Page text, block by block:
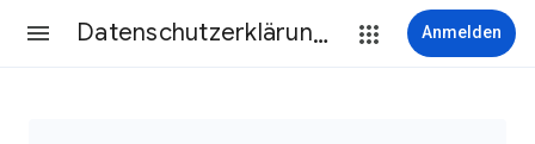
Datenschutzerklärung & Nutzungsbedingungen Anmelden